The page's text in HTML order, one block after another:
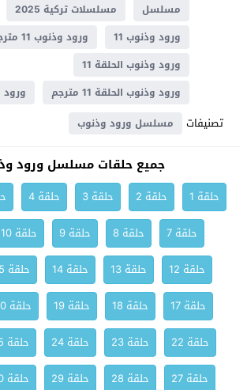
مسلسل
مسلسلات تركية 2025
ورود وذنوب 11
ورود وذنوب 11 مترجم
ورود وذنوب الحلقة 11
ورود وذنوب الحلقة 11 مترجم
ورود
تصنيفات مسلسل ورود وذنوب
جميع حلقات مسلسل ورود
حلقة 1 حلقة 2 حلقة 3 حلقة 4
حلقة 7
حلقة 8 حلقة 9 حلقة 10
حلقة 12
حلقة 13 حلقة 14 حلقة 15
حلقة 17
حلقة 18 حلقة 19 حلقة 20
حلقة 22
حلقة 23 حلقة 24 حلقة 25
حلقة 27
حلقة 28 حلقة 29 حلقة 30